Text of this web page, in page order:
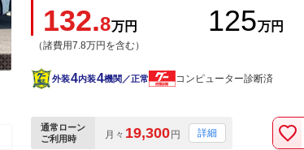
132.8万円
（諸費用7.8万円を含む）
125万円
外装4内装4機関／正常 コンピューター診断済
通常ローン
ご利用時
月々 19,300円 詳細